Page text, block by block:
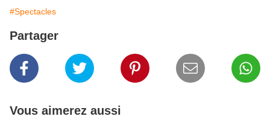
#Spectacles
Partager
Vous aimerez aussi